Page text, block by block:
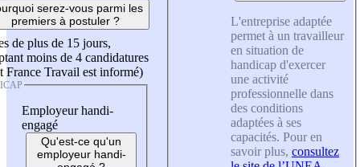
serez-vous parmi les
premiers à postuler ?
de plus de 15 jours,
moins de 4 candidatures
France Travail est informé)
Employeur handi-
engagé
Qu'est-ce qu'un
employeur handi-
L'entreprise adaptée
permet à un travailleur
en situation de
handicap d'exercer
une activité
professionnelle dans
des conditions
adaptées à ses
capacités. Pour en
savoir plus, consultez